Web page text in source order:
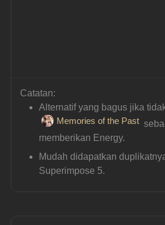
Catatan:
Alternatif yang bagus jika
Memories of the Past
memberikan Energy.
Mudah didapatkan
Superimpose 5.